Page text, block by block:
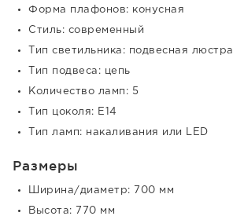
Форма плафонов: конусная
Стиль: современный
Тип светильника: подвесная люстра
Тип подвеса: цепь
Количество ламп: 5
Тип цоколя: E14
Тип ламп: накаливания или LED
Размеры
Ширина/диаметр: 700 мм
Высота: 770 мм